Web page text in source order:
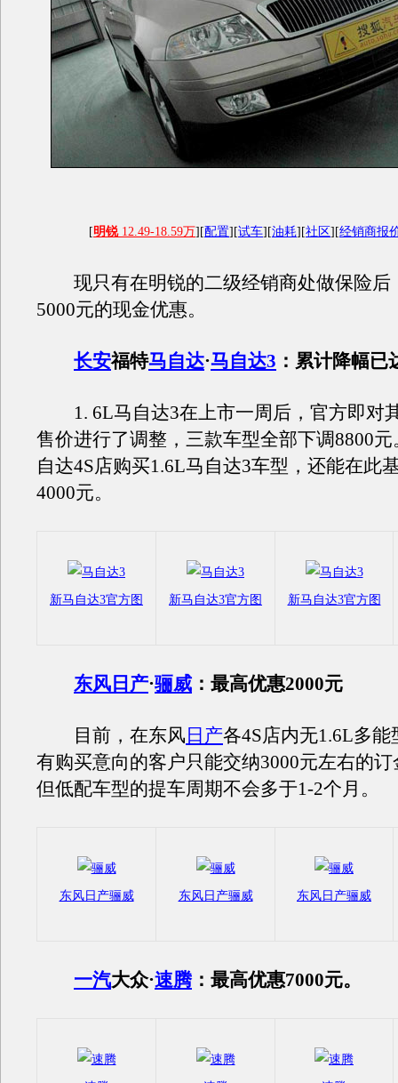
[明锐12.49-18.59万][配置][试车][油耗][社区][经销商报
现只有在明锐的二级经销商处做保险后
5000元的现金优惠。
长安福特马自达·马自达3 ：累计降幅已
1. 6L马自达3在上市一周后，官方即对
售价进行了调整，三款车型全部下调8800
自达4S店购买1.6L马自达3车型，还能在此
4000元。
新马自达3官方图 新马自达3官方图 新马自达3官方图
东风日产·骊威 ：最高优惠2000元
目前，在东风 日产各4S店内无1.6L多
有购买意向的客户只能交纳3000元左右的
但低配车型的提车周期不会多于1-2个月。
东风日产骊威 东风日产骊威 东风日产骊威
一汽大众·速腾 ：最高优惠7000元。